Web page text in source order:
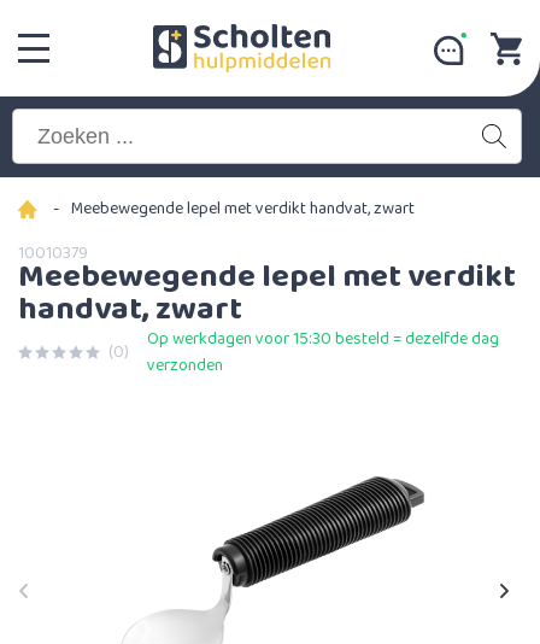
- Meebewegende lepel met verdikt handvat, zwart
10010379
Meebewegende lepel met verdikt
handvat, zwart
(0)
Op werkdagen voor 15:30 besteld = dezelfde dag
verzonden